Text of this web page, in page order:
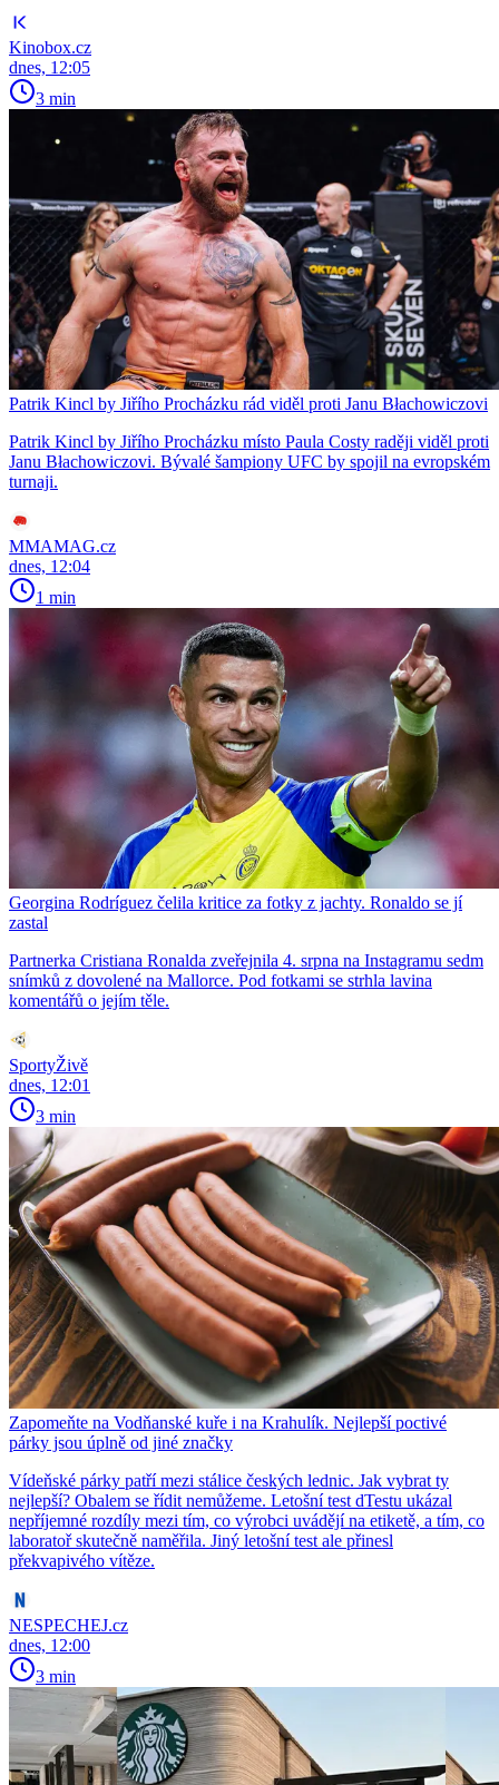
Kinobox.cz
dnes, 12:05
3 min
Patrik Kincl by Jiřího Procházku rád viděl proti Janu Błachowiczovi
Patrik Kincl by Jiřího Procházku místo Paula Costy raději viděl proti
Janu Błachowiczovi. Bývalé šampiony UFC by spojil na evropském
turnaji.
MMAMAG.cz
dnes, 12:04
1 min
Georgina Rodríguez čelila kritice za fotky z jachty. Ronaldo se jí
zastal
Partnerka Cristiana Ronalda zveřejnila 4. srpna na Instagramu sedm
snímků z dovolené na Mallorce. Pod fotkami se strhla lavina
komentářů o jejím těle.
SportyŽivě
dnes, 12:01
3 min
Zapomeňte na Vodňanské kuře i na Krahulík. Nejlepší poctivé
párky jsou úplně od jiné značky
Vídeňské párky patří mezi stálice českých lednic. Jak vybrat ty
nejlepší? Obalem se řídit nemůžeme. Letošní test dTestu ukázal
nepříjemné rozdíly mezi tím, co výrobci uvádějí na etiketě, a tím, co
laboratoř skutečně naměřila. Jiný letošní test ale přinesl
překvapivého vítěze.
NESPECHEJ.cz
dnes, 12:00
3 min